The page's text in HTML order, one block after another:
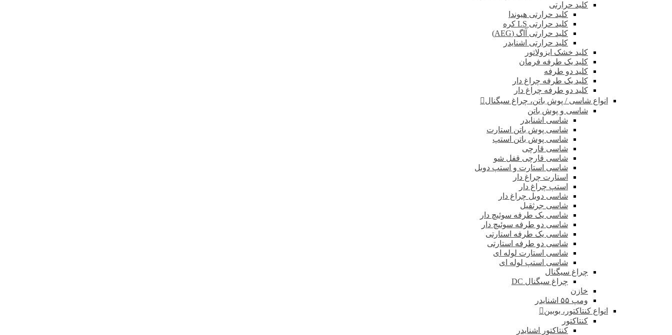
کلید حرارتی
کلید حرارتی هیوندا
کلید حرارتی LS کره
کلید حرارتی آاگ (AEG)
کلید حرارتی اشنایدر
کلید خشک ایزولاتور
کلید یک طرفه فرمان
کلید دو طرفه
کلید یک طرفه چراغ دار
کلید دو طرفه چراغ دار
انواع شاسی / پوش باتن، چراغ سیگنال
شاسی و پوش باتن
شاسی اشنایدر
شاسی پوش باتن استارت
شاسی پوش باتن استپ
شاسی قارچی
شاسی قارچی قفل شو
شاسی استارت و استپ دوبل
استارت چراغ دار
استپ چراغ دار
شاسی دوبل چراغ دار
شاسی جرثقیل
شاسی یک طرفه سوئیچ دار
شاسی دو طرفه سوئیچ دار
شاسی یک طرفه استارتی
شاسی دو طرفه استارتی
شاسی استارت لوله ای
شاسی استپ لوله ای
چراغ سیگنال
چراغ سیگنال DC
خازن
ومپ ۵۵ اشنایدر
انواع کنتاکتور، بوبین
کنتاکتور
کنتاکتور اشنایدر